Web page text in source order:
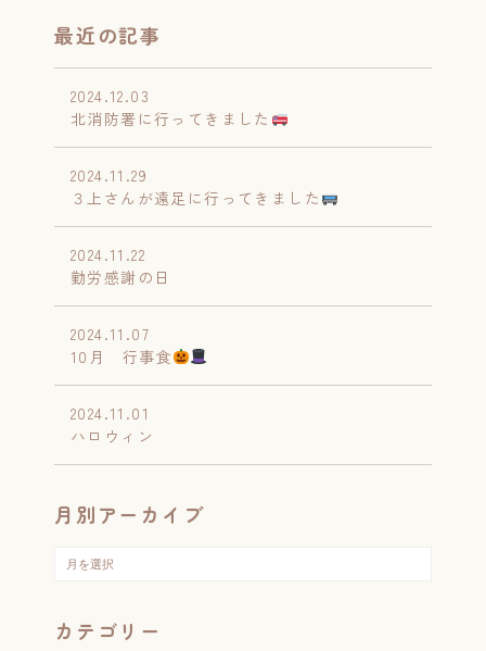
最近の記事
2024.12.03
北消防署に行ってきました
2024.11.29
３上さんが遠足に行ってきました
2024.11.22
勤労感謝の日
2024.11.07
10月 行事食
2024.11.01
ハロウィン
月別アーカイブ
カテゴリー